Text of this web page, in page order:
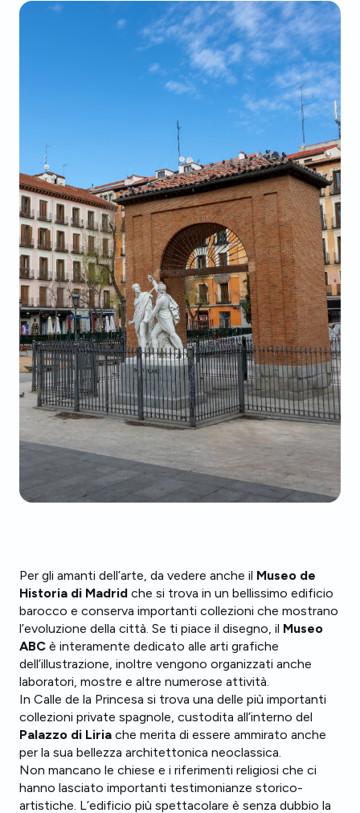
Per gli amanti dell’arte, da vedere anche il Museo de
Historia di Madrid che si trova in un bellissimo edificio
barocco e conserva importanti collezioni che mostrano
l’evoluzione della città. Se ti piace il disegno, il Museo
ABC è interamente dedicato alle arti grafiche
dell’illustrazione, inoltre vengono organizzati anche
laboratori, mostre e altre numerose attività.
In Calle de la Princesa si trova una delle più importanti
collezioni private spagnole, custodita all’interno del
Palazzo di Liria che merita di essere ammirato anche
per la sua bellezza architettonica neoclassica.
Non mancano le chiese e i riferimenti religiosi che ci
hanno lasciato importanti testimonianze storico-
artistiche. L’edificio più spettacolare è senza dubbio la